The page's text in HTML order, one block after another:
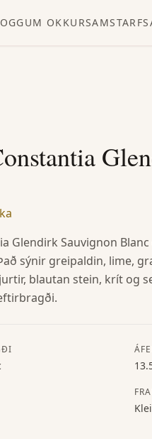
UM OKKUR
Glendirk Sauvignon
sýnir greipaldin, lime,
blautan stein, krít og